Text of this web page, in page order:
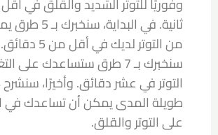
ثانية. في
من التوتر لديك
سنخبرك بـ 7 طرق ستساعدك على
طويلة المدى يمكن أن تساعدك في
على التوتر والقلق.